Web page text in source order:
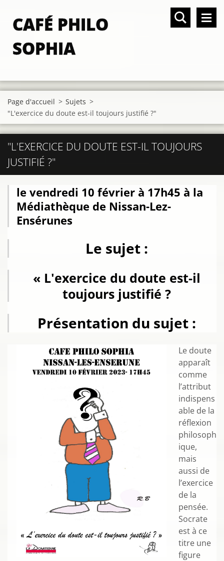
CAFÉ PHILO
SOPHIA
Page d'accueil > Sujets >
"L'exercice du doute est-il toujours justifié ?"
"L'EXERCICE DU DOUTE EST-IL TOUJOURS
JUSTIFIÉ ?"
le vendredi 10 février à 17h45 à la
Médiathèque de Nissan-Lez-
Ensérunes
Le sujet :
« L'exercice du doute est-il
toujours justifié ?
Présentation du sujet :
Le doute
apparaît
comme
l’attribut
indispens
able de la
réflexion
philosoph
ique,
mais
aussi de
l’exercice
de la
pensée.
Socrate
est à ce
titre une
figure